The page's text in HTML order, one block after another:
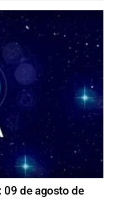
09 de agosto de